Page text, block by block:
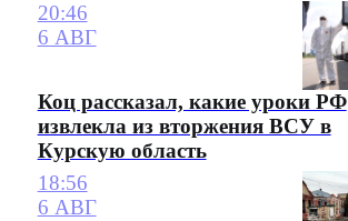
20:46
6 АВГ
Коц рассказал, какие уроки РФ
извлекла из вторжения ВСУ в
Курскую область
18:56
6 АВГ